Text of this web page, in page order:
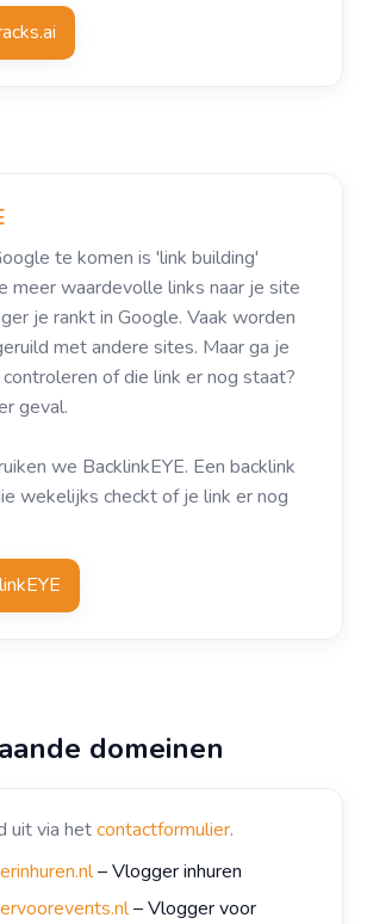
te komen is 'link building'
meer waardevolle links naar je site
je rankt in Google. Vaak worden
met andere sites. Maar ga je
of die link er nog staat?
geval.
we BacklinkEYE. Een backlink
wekelijks checkt of je link er nog
domeinen
uit via hetcontactformulier.
– Vlogger inhuren
– Vlogger voor